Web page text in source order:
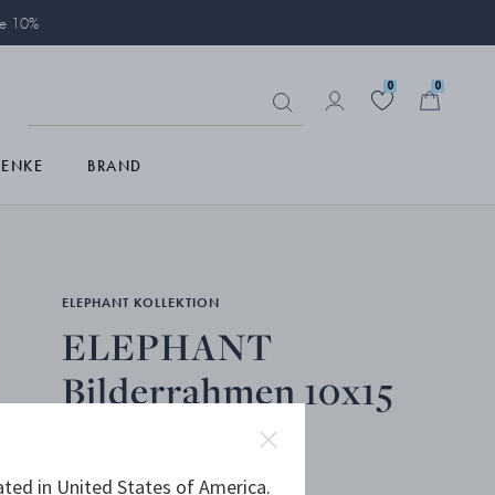
10%
0 0
BRAND
ELEPHANT KOLLEKTION
ELEPHANT
Bilderrahmen 10x15
CM (4x6 IN)
in United States of America.